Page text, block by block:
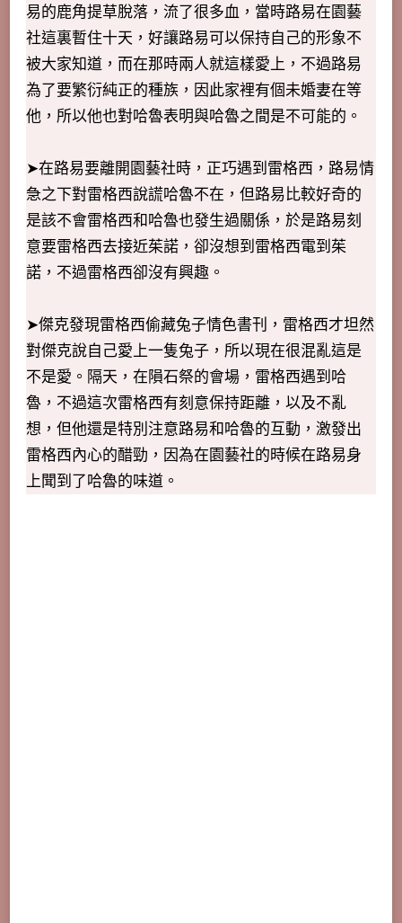
易的鹿角提草脫落，流了很多血，當時路易在園藝
社這裏暫住十天，好讓路易可以保持自己的形象不
被大家知道，而在那時兩人就這樣愛上，不過路易
為了要繁衍純正的種族，因此家裡有個未婚妻在等
他，所以他也對哈魯表明與哈魯之間是不可能的。
➤在路易要離開園藝社時，正巧遇到雷格西，路易情
急之下對雷格西說謊哈魯不在，但路易比較好奇的
是該不會雷格西和哈魯也發生過關係，於是路易刻
意要雷格西去接近茱諾，卻沒想到雷格西電到茱
諾，不過雷格西卻沒有興趣。
➤傑克發現雷格西偷藏兔子情色書刊，雷格西才坦然
對傑克說自己愛上一隻兔子，所以現在很混亂這是
不是愛。隔天，在隕石祭的會場，雷格西遇到哈
魯，不過這次雷格西有刻意保持距離，以及不亂
想，但他還是特別注意路易和哈魯的互動，激發出
雷格西內心的醋勁，因為在園藝社的時候在路易身
上聞到了哈魯的味道。